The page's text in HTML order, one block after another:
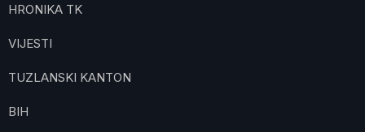
HRONIKA TK
VIJESTI
TUZLANSKI KANTON
BIH